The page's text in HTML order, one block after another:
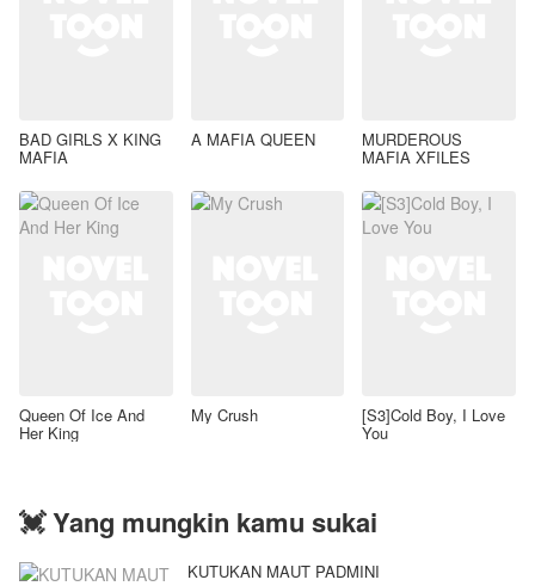
BAD GIRLS X KING
MAFIA
A MAFIA QUEEN MURDEROUS
MAFIA XFILES
Queen Of Ice And
Her King
My Crush [S3]Cold Boy, I Love
You
💓 Yang mungkin kamu sukai
KUTUKAN MAUT PADMINI